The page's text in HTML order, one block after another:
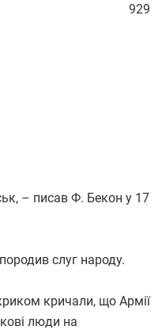
929
– писав Ф. Бекон у 17
слуг народу.
кричали, що Армії
люди на